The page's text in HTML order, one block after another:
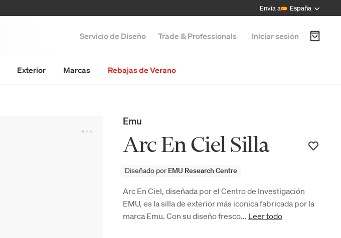
Envía a España
Servicio de Diseño Trade & Professionals Iniciar sesión
Exterior Marcas Rebajas de Verano
Emu
Arc En Ciel Silla
Diseñado por EMU Research Centre
Arc En Ciel, diseñada por el Centro de Investigación
EMU, es la silla de exterior más iconica fabricada por la
marca Emu. Con su diseño fresco... Leer todo